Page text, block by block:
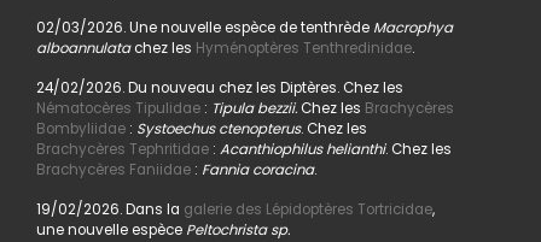
02/03/2026. Une nouvelle espèce de tenthrède Macrophya
alboannulatachez les Hyménoptères Tenthredinidae.
24/02/2026. Du nouveau chez les Diptères. Chez les
Nématocères Tipulidae: Tipula bezzii. Chez les Brachycères
Bombyliidae: Systoechus ctenopterus. Chez les
Brachycères Tephritidae: Acanthiophilus helianthi. Chez les
Brachycères Faniidae: Fannia coracina.
19/02/2026. Dans la galerie des Lépidoptères Tortricidae,
une nouvelle espèce Peltochrista sp.